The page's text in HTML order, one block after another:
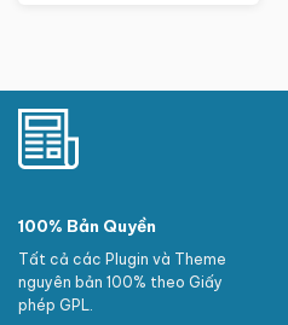
100% Bản Quyền
Tất cả các Plugin và Theme
nguyên bản 100% theo Giấy
phép GPL.